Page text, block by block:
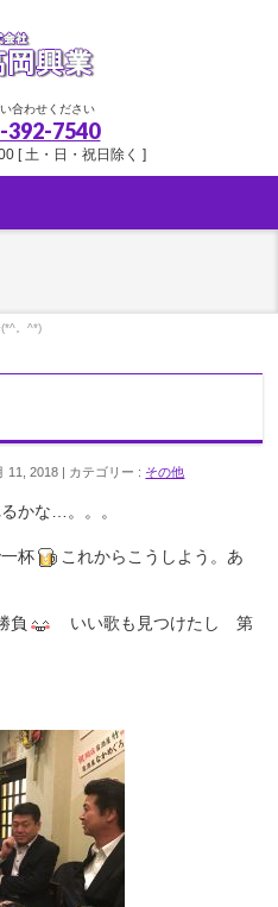
合わせください
392-7540
[ 土・日・祝日除く ]
。^*)
11, 2018 カテゴリー : その他
かな…。。。
杯
これからこうしよう。あ
負
いい歌も見つけたし 第